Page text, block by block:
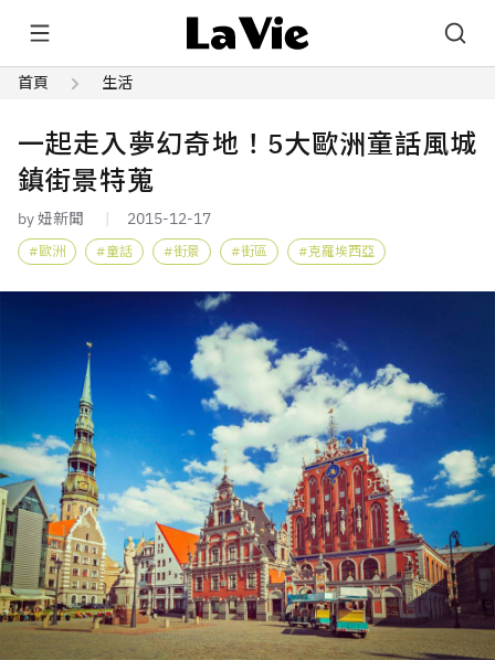
首頁 生活
一起走入夢幻奇地！5大歐洲童話風城
鎮街景特蒐
by 妞新聞 2015-12-17
歐洲 童話 街景 街區 克羅埃西亞